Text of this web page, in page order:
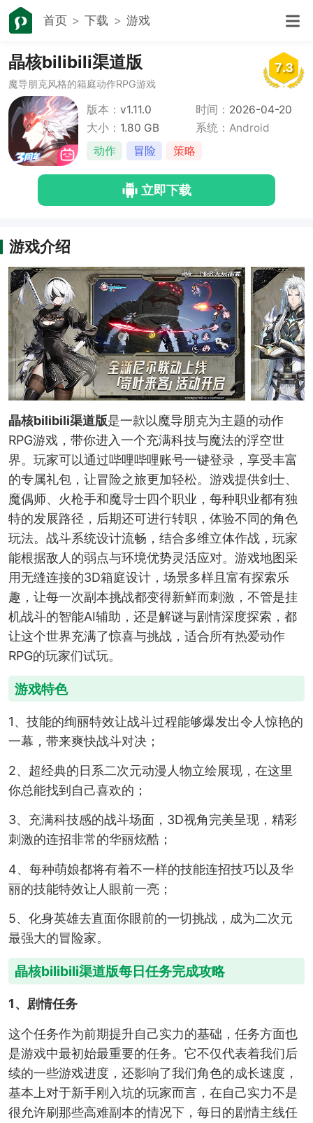
首页 下载 游戏
7.3
晶核bilibili渠道版
魔导朋克风格的箱庭动作RPG游戏
版本：v1.11.0 时间： 2026-04-20
大小： 1.80 GB
系统：Android
动作
冒险 策略
立即下载
游戏介绍
晶核bilibili渠道版是一款以魔导朋克为主题的动作
RPG游戏，带你进入一个充满科技与魔法的浮空世
界。玩家可以通过哔哩哔哩账号一键登录，享受丰富
的专属礼包，让冒险之旅更加轻松。游戏提供剑士、
魔偶师、火枪手和魔导士四个职业，每种职业都有独
特的发展路径，后期还可进行转职，体验不同的角色
玩法。战斗系统设计流畅，结合多维立体作战，玩家
能根据敌人的弱点与环境优势灵活应对。游戏地图采
用无缝连接的3D箱庭设计，场景多样且富有探索乐
趣，让每一次副本挑战都变得新鲜而刺激，不管是挂
机战斗的智能AI辅助，还是解谜与剧情深度探索，都
让这个世界充满了惊喜与挑战，适合所有热爱动作
RPG的玩家们试玩。
游戏特色
1、技能的绚丽特效让战斗过程能够爆发出令人惊艳的
一幕，带来爽快战斗对决；
2、超经典的日系二次元动漫人物立绘展现，在这里
你总能找到自己喜欢的；
3、充满科技感的战斗场面，3D视角完美呈现，精彩
刺激的连招非常的华丽炫酷；
4、每种萌娘都将有着不一样的技能连招技巧以及华
丽的技能特效让人眼前一亮；
5、化身英雄去直面你眼前的一切挑战，成为二次元
最强大的冒险家。
晶核bilibili渠道版每日任务完成攻略
1、剧情任务
这个任务作为前期提升自己实力的基础，任务方面也
是游戏中最初始最重要的任务。它不仅代表着我们后
续的一些游戏进度，还影响了我们角色的成长速度，
基本上对于新手刚入坑的玩家而言，在自己实力不是
很允许刷那些高难副本的情况下，每日的剧情主线任